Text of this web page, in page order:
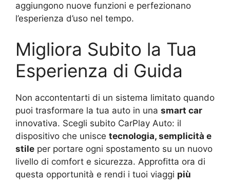
aggiungono nuove funzioni e perfezionano
l’esperienza d’uso nel tempo.
Migliora Subito la Tua
Esperienza di Guida
Non accontentarti di un sistema limitato quando
puoi trasformare la tua auto in una smart car
innovativa. Scegli subito CarPlay Auto: il
dispositivo che unisce tecnologia, semplicità e
stile per portare ogni spostamento su un nuovo
livello di comfort e sicurezza. Approfitta ora di
questa opportunità e rendi i tuoi viaggi più